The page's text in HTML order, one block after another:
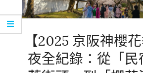
【2025 京阪神櫻
夜全紀錄：從「民